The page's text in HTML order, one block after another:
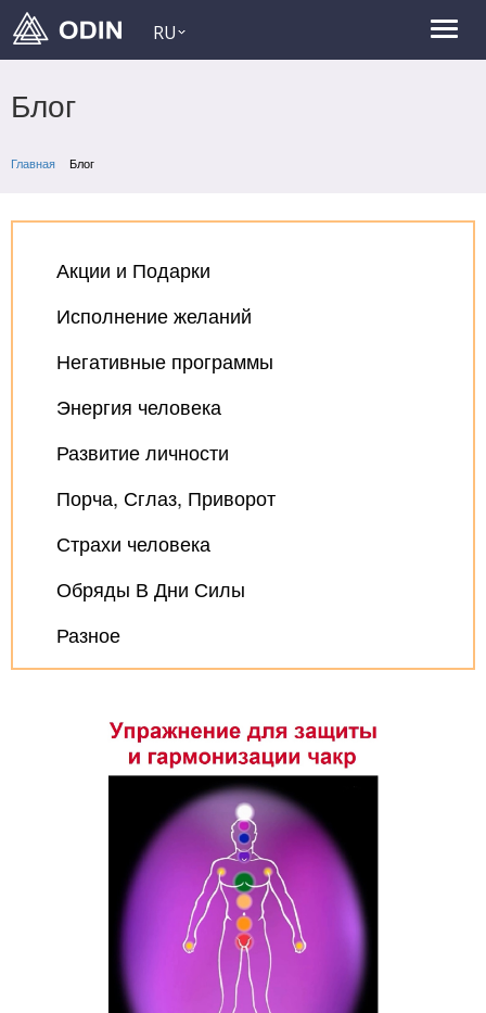
RU
Блог
Главная Блог
Акции и Подарки
Исполнение желаний
Негативные программы
Энергия человека
Развитие личности
Порча, Сглаз, Приворот
Страхи человека
Обряды В Дни Силы
Разное